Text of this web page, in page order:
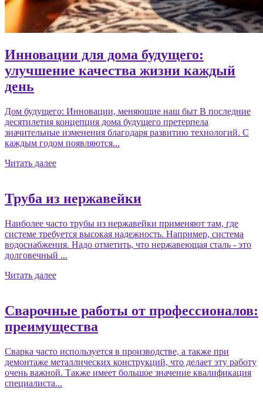
Инновации для дома будущего:
улучшение качества жизни каждый
день
Дом будущего: Инновации, меняющие наш быт В последние
десятилетия концепция дома будущего претерпела
значительные изменения благодаря развитию технологий. С
каждым годом появляются...
Читать далее
Труба из нержавейки
Наиболее часто трубы из нержавейки применяют там, где
системе требуется высокая надежность. Например, система
водоснабжения. Надо отметить, что нержавеющая сталь - это
долговечный ...
Читать далее
Сварочные работы от профессионалов:
преимущества
Сварка часто используется в производстве, а также при
демонтаже металлических конструкций, что делает эту работу
очень важной. Также имеет большое значение квалификация
специалиста...